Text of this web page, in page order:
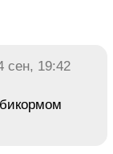
сен, 19:42